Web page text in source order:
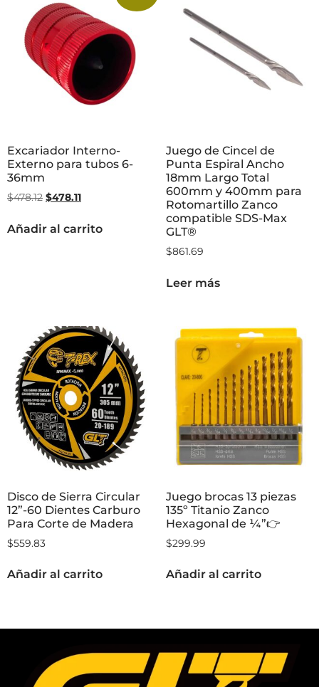
Excariador Interno-
Externo para tubos 6-
36mm
$478.12 $478.11
Añadir al carrito
Juego de Cincel de
Punta Espiral Ancho
18mm Largo Total
600mm y 400mm para
Rotomartillo Zanco
compatible SDS-Max
GLT®
$861.69
Leer más
Disco de Sierra Circular
12”-60 Dientes Carburo
Para Corte de Madera
$559.83
Añadir al carrito
Juego brocas 13 piezas
135º Titanio Zanco
Hexagonal de ¼”👉
$299.99
Añadir al carrito